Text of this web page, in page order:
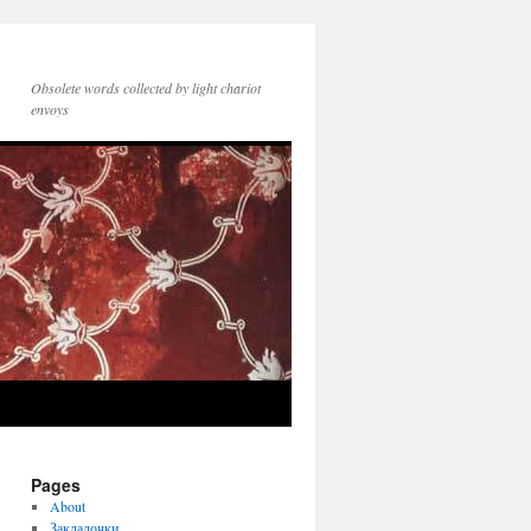
Obsolete words collected by light chariot
envoys
Pages
About